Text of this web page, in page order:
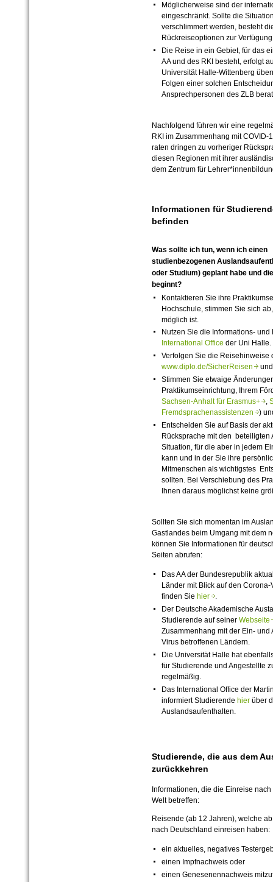
Möglicherweise sind der
eingeschränkt. Sollte die
verschlimmert werden, besteht
Rückreiseoptionen zur
Die Reise in ein Gebiet, für das
AA und des RKI besteht, erfolgt
Universität Halle-Wittenberg
Folgen einer solchen
Ansprechpersonen des ZLB
Nachfolgend führen wir eine
RKI im Zusammenhang mit
raten dringen zu vorheriger
diesen Regionen mit ihrer
dem Zentrum für
Informationen für
befinden
Was sollte ich tun, wenn ich einen
studienbezogenen
oder Studium) geplant habe und
beginnt?
Kontaktieren Sie ihre
Hochschule, stimmen Sie sich
möglich ist.
Nutzen Sie die Informations-
International Office der Uni Halle.
Verfolgen Sie die Reisehinweise
www.diplo.de/SicherReisen
Stimmen Sie etwaige
Praktikumseinrichtung, Ihrem
Sachsen-Anhalt für Erasmus+,
Fremdsprachenassistenzen)
Entscheiden Sie auf Basis der
Rücksprache mit den beteiligten
Situation, für die aber in jedem
kann und in der Sie ihre
Mitmenschen als wichtigstes
sollten. Bei Verschiebung des
Ihnen daraus möglichst keine
Sollten Sie sich momentan im
Gastlandes beim Umgang mit dem
können Sie Informationen für
Seiten abrufen:
Das AA der Bundesrepublik
Länder mit Blick auf den
finden Sie hier.
Der Deutsche Akademische
Studierende auf seiner
Zusammenhang mit der Ein- und
Virus betroffenen Ländern.
Die Universität Halle hat
für Studierende und Angestellte
regelmäßig.
Das International Office der
informiert Studierende hierüber
Auslandsaufenthalten.
Studierende, die aus dem
zurückkehren
Informationen, die die Einreise
Welt betreffen:
Reisende (ab 12 Jahren), welche
nach Deutschland einreisen haben:
ein aktuelles, negatives
einen Impfnachweis oder
einen Genesenennachweis